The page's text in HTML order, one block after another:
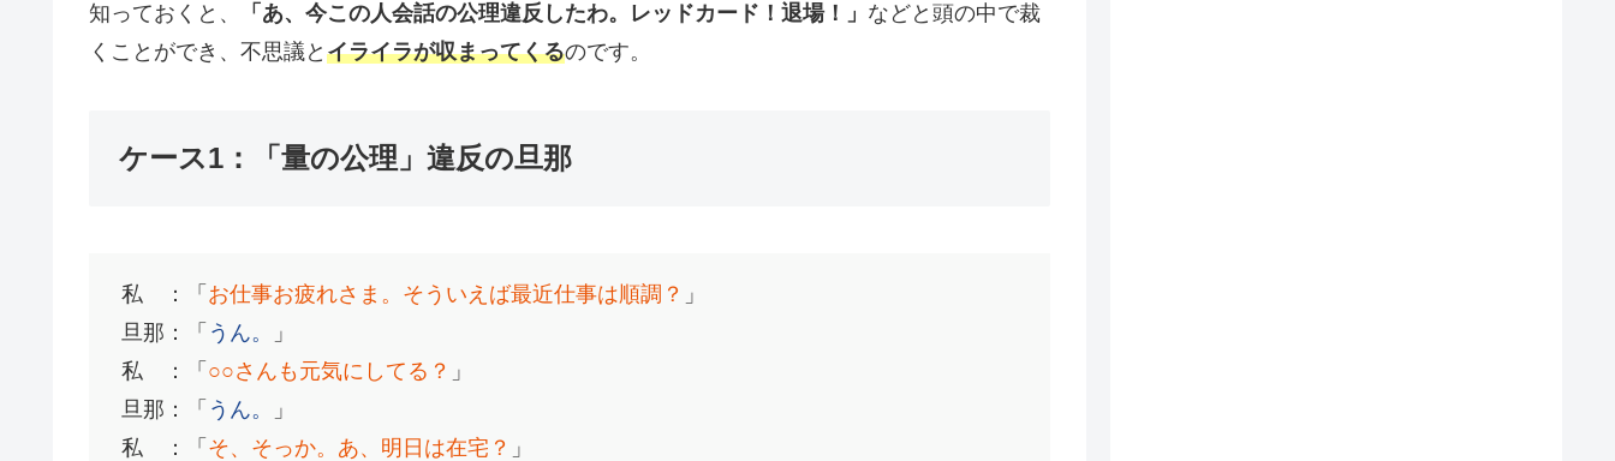
知っておくと、 「あ、今この人会話の公理違反したわ。レッドカード！退場！」 などと頭の中で裁
くことができ、不思議と イライラが収まってくるのです。
ケース1：「量の公理」違反の旦那
私 ：「 お仕事お疲れさま。そういえば最近仕事は順調？ 」
旦那：「 うん。
」
私 ：「 ○○さんも元気にしてる？ 」
旦那：「 うん。
」
私 ：「 そ、そっか。あ、明日は在宅？ 」